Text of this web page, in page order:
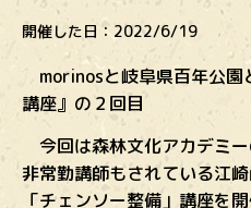
開催した日： 2022/6/19
morinosと岐阜県百年公園
講座』の２回目
今回は森林文化アカデミ
非常勤講師もされている江崎
「チェンソー整備」講座を開